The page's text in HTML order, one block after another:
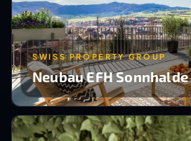
SWISS PROPERTY GROUP
Neubau EFH Sonnhalde